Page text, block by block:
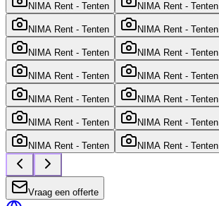
NIMA Rent - Tenten NIMA Rent - Tenten
NIMA Rent - Tenten NIMA Rent - Tenten
NIMA Rent - Tenten NIMA Rent - Tenten
NIMA Rent - Tenten NIMA Rent - Tenten
NIMA Rent - Tenten NIMA Rent - Tenten
NIMA Rent - Tenten NIMA Rent - Tenten
NIMA Rent - Tenten NIMA Rent - Tenten
Vraag een offerte